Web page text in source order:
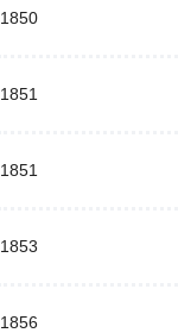
1850
1851
1851
1853
1856